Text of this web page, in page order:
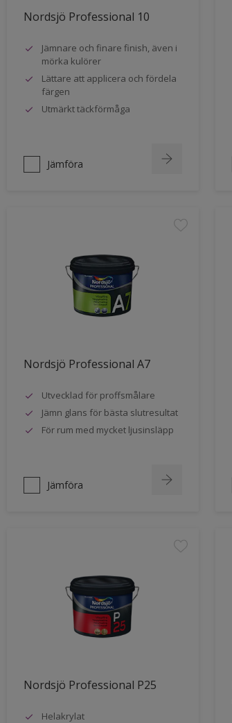
Nordsjö Professional 10
Jämnare och finare finish, även i
mörka kulörer
Lättare att applicera och fördela
färgen
Utmärkt täckförmåga
Jämföra
Nordsjö Professional A7
Utvecklad för proffsmålare
Jämn glans för bästa slutresultat
För rum med mycket ljusinsläpp
Jämföra
Nordsjö Professional P25
Helakrylat